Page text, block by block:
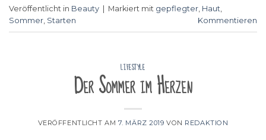
Veröffentlicht in Beauty Markiert mit gepflegter Haut
Sommer Starten Kommentieren
LIFESTYLE
Der Sommer im Herzen
VERÖFFENTLICHT AM 7. MÄRZ 2019 VON REDAKTION